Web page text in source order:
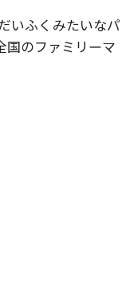
いふくみたいなパ
国のファミリーマ